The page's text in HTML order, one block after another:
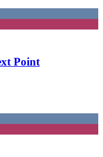
Point